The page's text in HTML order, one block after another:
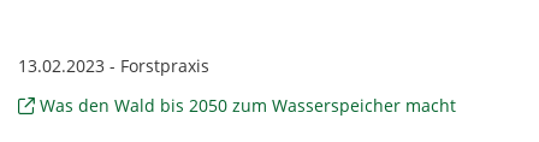
13.02.2023 - Forstpraxis
Was den Wald bis 2050 zum Wasserspeicher macht